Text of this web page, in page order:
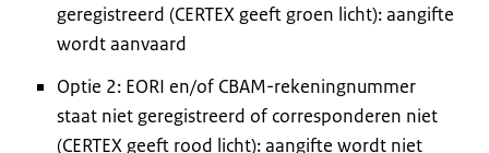
geregistreerd (CERTEX geeft groen licht): aangifte
wordt aanvaard
Optie 2: EORI en/of CBAM-rekeningnummer
staat niet geregistreerd of corresponderen niet
(CERTEX geeft rood licht): aangifte wordt niet